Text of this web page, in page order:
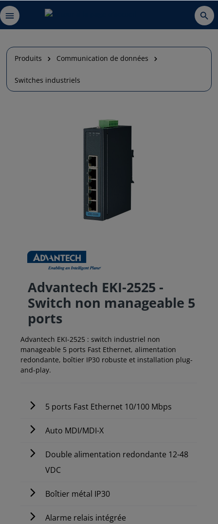
Produits Communication de données
Switches industriels
Advantech EKI-2525 -
Switch non manageable 5
ports
Advantech EKI-2525 : switch industriel non
manageable 5 ports Fast Ethernet, alimentation
redondante, boîtier IP30 robuste et installation plug-
and-play.
5 ports Fast Ethernet 10/100 Mbps
Auto MDI/MDI-X
Double alimentation redondante 12-48
VDC
Boîtier métal IP30
Alarme relais intégrée